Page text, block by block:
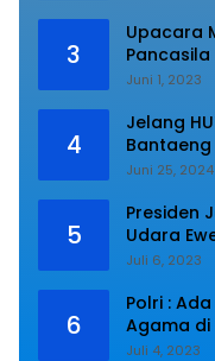
3
Upacara
Lampung
Juni 1, 2023
4
Jelang
Bantaeng
Kaloling
Juni 25, 2024
5
Presiden
Udara
Juli 6, 2023
6
Polri :
Agama di
Juli 4, 2023